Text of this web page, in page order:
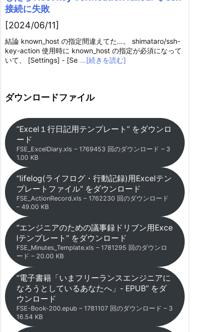
接続に失敗
[2024/06/11]
結論 known_host の指定間違えてた…。 shimataro/ssh-
key-action 使用時に known_host の指定が必須になって
いて、 [Settings] - [Se …[続きを読む]
ダウンロードファイル
“Excel１行日記用テンプレート” をダウンロ
ード
FSE_ExcelDiary.xls – 1769453 回のダウンロード – 3
1.00 KB
“lifelog(ライフログ・行動記録)用Excelテン
プレートファイル” をダウンロード
FSE_ActionRecord.xls – 1762230 回のダウンロード
– 49.00 KB
“エンジニアのための議事録ドリブン用Exce
lテンプレート” をダウンロード
FSE_Minutes_Template.xls – 1781295 回のダウンロ
ード – 20.00 KB
“電子書籍「いまフリーランスエンジニアに
なろうとしているあなたへ」- EPUB” をダ
ウンロード
FSE-Book-200.epub – 1781107 回のダウンロード – 3
16.54 KB